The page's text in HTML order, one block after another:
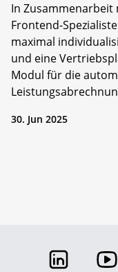
In
Frontend-
maximal
und eine
Modul für die
30. Jun 2025